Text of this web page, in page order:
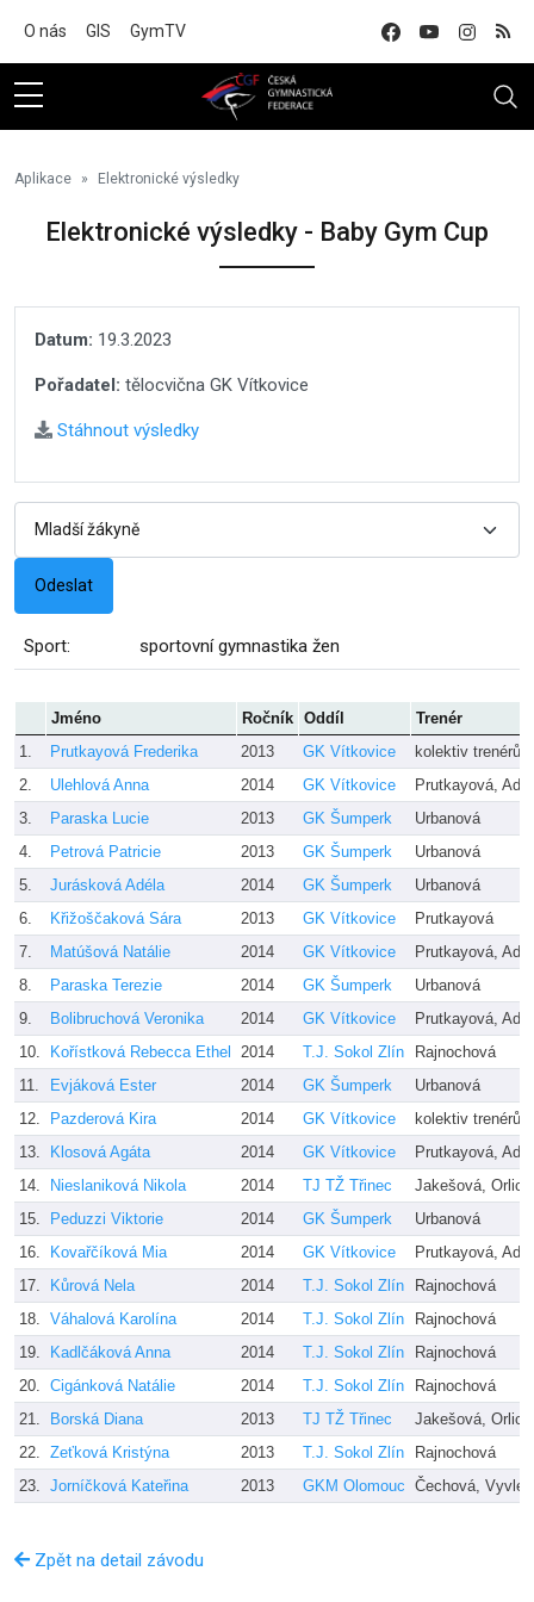
O nás GIS GymTV
Aplikace Elektronické výsledky
Elektronické výsledky - Baby Gym Cup
Datum: 19.3.2023
Pořadatel: tělocvična GK Vítkovice
Stáhnout výsledky
Sport: sportovní gymnastika žen
Jméno Ročník Oddíl
Trenér
1.
Prutkayová Frederika 2013 GK Vítkovice
kolektiv trenérů
2.
Ulehlová Anna 2014 GK Vítkovice
Prutkayová,
3.
Paraska Lucie 2013 GK Šumperk
Urbanová
4.
Petrová Patricie 2013 GK Šumperk
Urbanová
5.
Jurásková Adéla 2014 GK Šumperk
Urbanová
6.
Křižoščaková Sára 2013 GK Vítkovice
Prutkayová
7.
Matúšová Natálie 2014 GK Vítkovice
Prutkayová,
8.
Paraska Terezie 2014 GK Šumperk
Urbanová
9.
Bolibruchová Veronika 2014 GK Vítkovice
Prutkayová,
10.
Kořístková Rebecca Ethel 2014 T.J. Sokol Zlín
Rajnochová
11.
Evjáková Ester 2014 GK Šumperk
Urbanová
12.
Pazderová Kira 2014 GK Vítkovice
kolektiv trenérů
13.
Klosová Agáta 2014 GK Vítkovice
Prutkayová,
14.
Nieslaniková Nikola 2014 TJ TŽ Třinec
Jakešová,
15.
Peduzzi Viktorie 2014 GK Šumperk
Urbanová
16.
Kovařčíková Mia 2014 GK Vítkovice
Prutkayová,
17.
Kůrová Nela 2014 T.J. Sokol Zlín
Rajnochová
18. Váhalová Karolína 2014 T.J. Sokol Zlín
Rajnochová
19.
Kadlčáková Anna 2014 T.J. Sokol Zlín
Rajnochová
20. Cigánková Natálie 2014 T.J. Sokol Zlín
Rajnochová
21.
Borská Diana 2013 TJ TŽ Třinec
Jakešová,
22. Zeťková Kristýna 2013 T.J. Sokol Zlín
Rajnochová
23. Jorníčková Kateřina 2013 GKM Olomouc Čechová,
Zpět na detail závodu